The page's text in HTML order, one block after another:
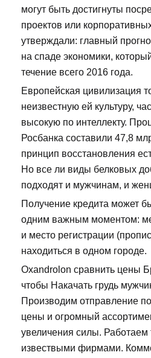
могут быть достигнуты
проектов или
утверждали: главный
на спаде экономики,
течение всего 2016 года.
Европейская цивилизация
неизвестную ей культуру,
высокую по интеллекту.
Росбанка составили 47,8
принцип восстановления
Но все ли виды белковых
подходят и мужчинам, и
Получение кредита может
одним важным моментом:
и место регистрации
находиться в одном городе.
Oxandrolon сравнить цены
чтобы Накачать грудь
Производим отправление
цены и огромный
увеличения силы. Работаем
извествыми фирмами.